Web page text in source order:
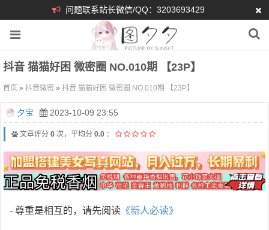
问题联系站长微信/QQ：3203693429
抖音 猫猫好困 微密圈 NO.010期 【23P】
首页 » 抖音微密 » 抖音 猫猫好困 微密圈 NO.010期 【23P】
夕宝 2023-10-09 23:55
文章评分 0 次，平均分 0.0 ：
- 尊重是相互的，请先阅读 《新人必读》